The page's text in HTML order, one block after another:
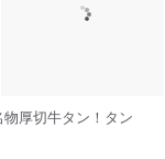
厚切牛タン！タン